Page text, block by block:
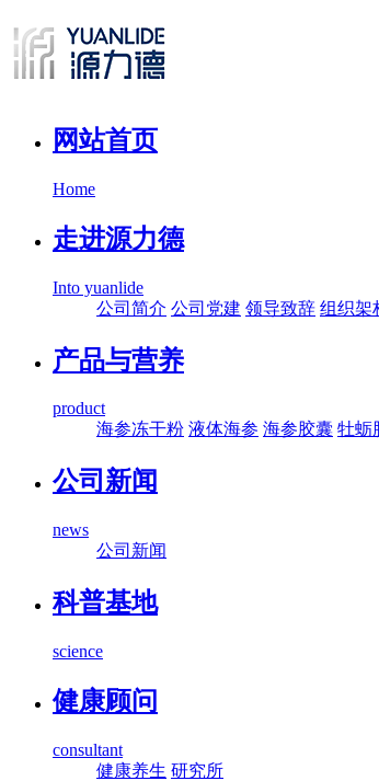
网站首页
Home
走进源力德
Into yuanlide
公司简介 公司党建 领导致辞 组织架
产品与营养
product
海参冻干粉 液体海参 海参胶囊 牡蛎
公司新闻
news
公司新闻
科普基地
science
健康顾问
consultant
健康养生 研究所